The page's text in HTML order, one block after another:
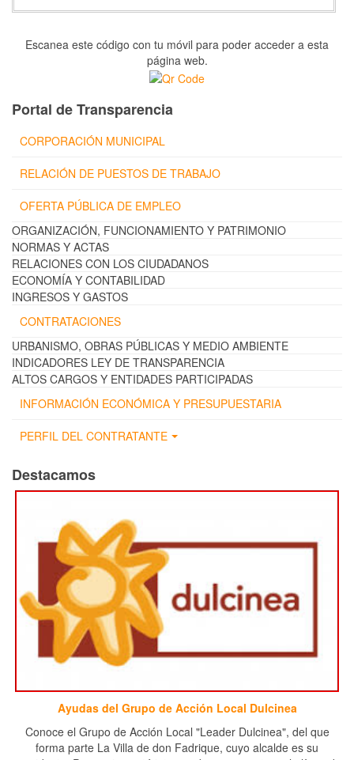
Escanea este código con tu móvil para poder acceder a esta
página web.
Portal de Transparencia
CORPORACIÓN MUNICIPAL
RELACIÓN DE PUESTOS DE TRABAJO
OFERTA PÚBLICA DE EMPLEO
ORGANIZACIÓN, FUNCIONAMIENTO Y PATRIMONIO
NORMAS Y ACTAS
RELACIONES CON LOS CIUDADANOS
ECONOMÍA Y CONTABILIDAD
INGRESOS Y GASTOS
CONTRATACIONES
URBANISMO, OBRAS PÚBLICAS Y MEDIO AMBIENTE
INDICADORES LEY DE TRANSPARENCIA
ALTOS CARGOS Y ENTIDADES PARTICIPADAS
INFORMACIÓN ECONÓMICA Y PRESUPUESTARIA
PERFIL DEL CONTRATANTE
Destacamos
Ayudas del Grupo de Acción Local Dulcinea
Conoce el Grupo de Acción Local "Leader Dulcinea", del que
forma parte La Villa de don Fadrique, cuyo alcalde es su